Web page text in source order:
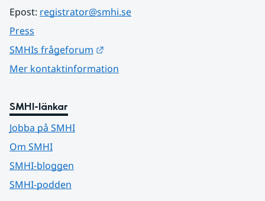
Epost: registrator@smhi.se
Press
SMHIs frågeforum
Mer kontaktinformation
SMHI-länkar
Jobba på SMHI
Om SMHI
SMHI-bloggen
SMHI-podden